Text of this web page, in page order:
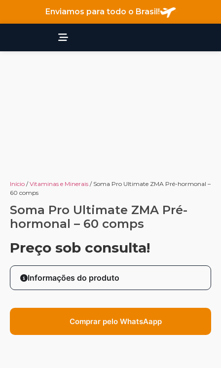
Enviamos para todo o Brasil!
Início /Vitaminas e Minerais / Soma Pro Ultimate ZMA Pré-hormonal –
60 comps
Soma Pro Ultimate ZMA Pré-
hormonal – 60 comps
Preço sob consulta!
Informações do produto
Comprar pelo WhatsAapp